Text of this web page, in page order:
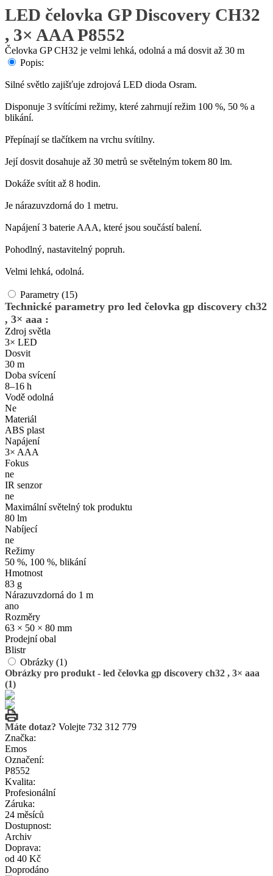
LED čelovka GP Discovery CH32
, 3× AAA P8552
Čelovka GP CH32 je velmi lehká, odolná a má dosvit až 30 m
Popis:
Silné světlo zajišťuje zdrojová LED dioda Osram.
Disponuje 3 svítícími režimy, které zahrnují režim 100 %, 50 % a
blikání.
Přepínají se tlačítkem na vrchu svítilny.
Její dosvit dosahuje až 30 metrů se světelným tokem 80 lm.
Dokáže svítit až 8 hodin.
Je nárazuvzdorná do 1 metru.
Napájení 3 baterie AAA, které jsou součástí balení.
Pohodlný, nastavitelný popruh.
Velmi lehká, odolná.
Parametry (15)
Technické parametry pro led čelovka gp discovery ch32
, 3× aaa :
Zdroj světla
3× LED
Dosvit
30 m
Doba svícení
8–16 h
Vodě odolná
Ne
Materiál
ABS plast
Napájení
3× AAA
Fokus
ne
IR senzor
ne
Maximální světelný tok produktu
80 lm
Nabíjecí
ne
Režimy
50 %, 100 %, blikání
Hmotnost
83 g
Nárazuvzdorná do 1 m
ano
Rozměry
63 × 50 × 80 mm
Prodejní obal
Blistr
Obrázky (1)
Obrázky pro produkt - led čelovka gp discovery ch32 , 3× aaa
(1)
Máte dotaz? Volejte 732 312 779
Značka:
Emos
Označení:
P8552
Kvalita:
Profesionální
Záruka:
24 měsíců
Dostupnost:
Archiv
Doprava:
od 40 Kč
Doprodáno